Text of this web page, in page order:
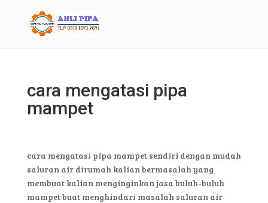
cara mengatasi pipa
mampet
cara mengatasi pipa mampet sendiri dengan mudah
saluran air dirumah kalian bermasalah yang
membuat kalian menginginkan jasa buluh-buluh
mampet buat menghindari masalah saluran air